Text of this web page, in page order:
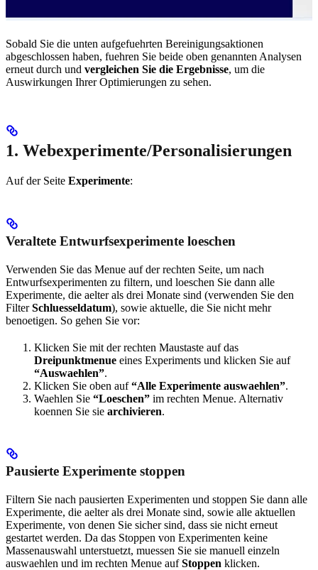
Sobald Sie die unten aufgefuehrten Bereinigungsaktionen
abgeschlossen haben, fuehren Sie beide oben genannten Analysen
erneut durch und vergleichen Sie die Ergebnisse, um die
Auswirkungen Ihrer Optimierungen zu sehen.
1. Webexperimente/Personalisierungen
Auf der Seite Experimente:
Veraltete Entwurfsexperimente loeschen
Verwenden Sie das Menue auf der rechten Seite, um nach
Entwurfsexperimenten zu filtern, und loeschen Sie dann alle
Experimente, die aelter als drei Monate sind (verwenden Sie den
FilterSchluesseldatum), sowie aktuelle, die Sie nicht mehr
benoetigen. So gehen Sie vor:
Klicken Sie mit der rechten Maustaste auf das
Dreipunktmenue eines Experiments und klicken Sie auf
“Auswaehlen”.
Klicken Sie oben auf“Alle Experimente auswaehlen”.
Waehlen Sie “Loeschen” im rechten Menue. Alternativ
koennen Sie sie archivieren.
Pausierte Experimente stoppen
Filtern Sie nach pausierten Experimenten und stoppen Sie dann alle
Experimente, die aelter als drei Monate sind, sowie alle aktuellen
Experimente, von denen Sie sicher sind, dass sie nicht erneut
gestartet werden. Da das Stoppen von Experimenten keine
Massenauswahl unterstuetzt, muessen Sie sie manuell einzeln
auswaehlen und im rechten Menue aufStoppen klicken.